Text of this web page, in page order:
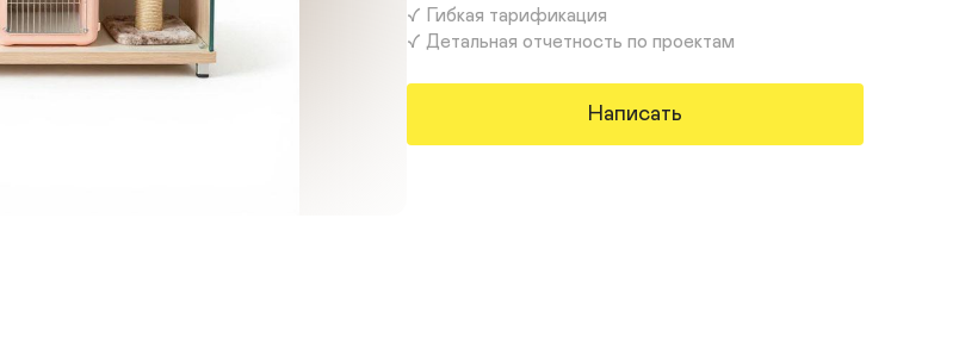
✓ Гибкая тарификация
✓ Детальная отчетность по проектам
Написать